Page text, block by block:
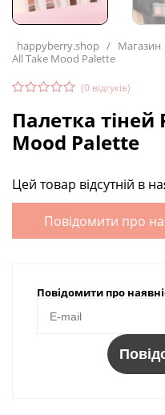
happyberry.shop / Магазин
All Take Mood Palette
(0 відгуків)
Палетка
Mood Palette
Цей товар відсутній в
Повідомити про
Повідомити про